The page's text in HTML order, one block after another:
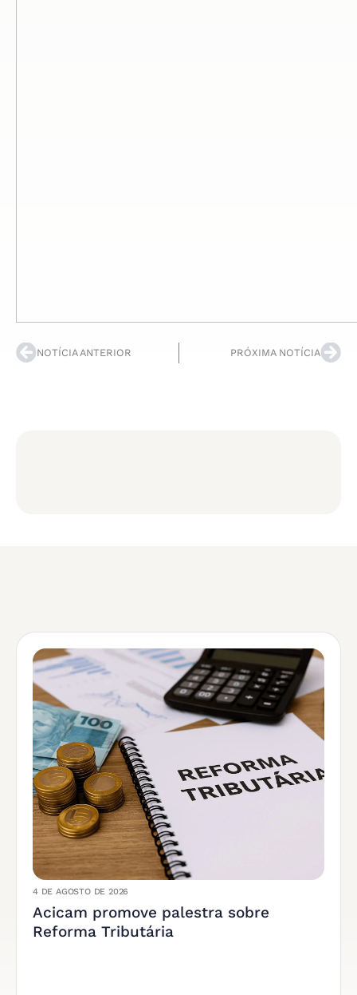
NOTÍCIA ANTERIOR PRÓXIMA NOTÍCIA
4 DE AGOSTO DE 2026
Acicam promove palestra sobre
Reforma Tributária